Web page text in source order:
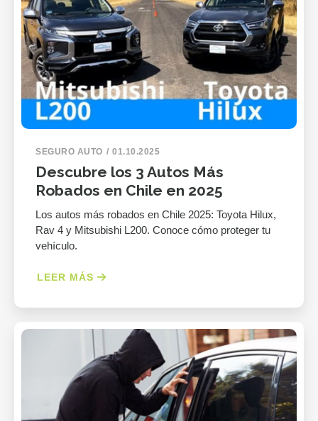
SEGURO AUTO 01.10.2025
Descubre los 3 Autos Más
Robados en Chile en 2025
Los autos más robados en Chile 2025: Toyota Hilux,
Rav 4 y Mitsubishi L200. Conoce cómo proteger tu
vehículo.
LEER MÁS